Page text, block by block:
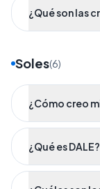
¿Qué son las
Soles(6)
¿Cómo creo
¿Qué es DALE?